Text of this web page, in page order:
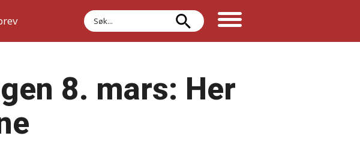
Søk
8. mars: Her